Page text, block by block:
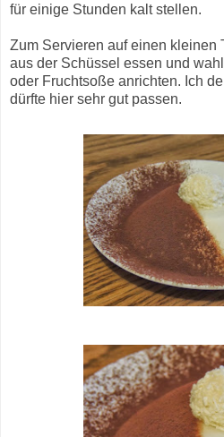
für einige Stunden kalt stellen.
Zum Servieren auf einen kleinen
aus der Schüssel essen und
oder Fruchtsoße anrichten. Ich
dürfte hier sehr gut passen.